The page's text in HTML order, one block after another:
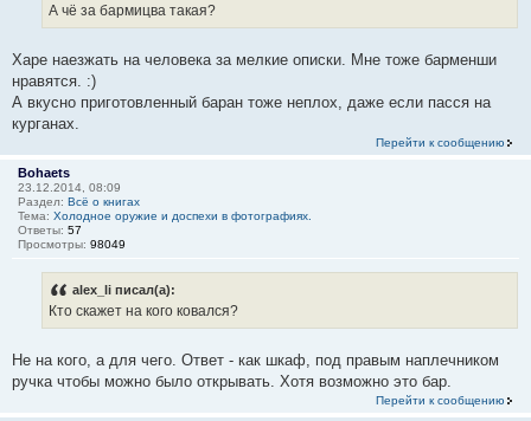
А чё за бармицва такая?
Харе наезжать на человека за мелкие описки. Мне тоже барменши
нравятся. :)
А вкусно приготовленный баран тоже неплох, даже если пасся на
курганах.
Перейти к сообщению
Bohaets
23.12.2014, 08:09
Раздел: Всё о книгах
Тема: Холодное оружие и доспехи в фотографиях.
Ответы: 57
Просмотры: 98049
alex_li писал(а):
Кто скажет на кого ковался?
Не на кого, а для чего. Ответ - как шкаф, под правым наплечником
ручка чтобы можно было открывать. Хотя возможно это бар.
Перейти к сообщению